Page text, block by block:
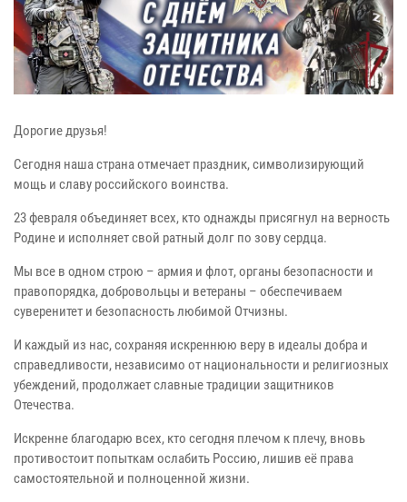
Дорогие друзья!
Сегодня наша страна отмечает праздник, символизирующий
мощь и славу российского воинства.
23 февраля объединяет всех, кто однажды присягнул на верность
Родине и исполняет свой ратный долг по зову сердца.
Мы все в одном строю – армия и флот, органы безопасности и
правопорядка, добровольцы и ветераны – обеспечиваем
суверенитет и безопасность любимой Отчизны.
И каждый из нас, сохраняя искреннюю веру в идеалы добра и
справедливости, независимо от национальности и религиозных
убеждений, продолжает славные традиции защитников
Отечества.
Искренне благодарю всех, кто сегодня плечом к плечу, вновь
противостоит попыткам ослабить Россию, лишив её права
самостоятельной и полноценной жизни.